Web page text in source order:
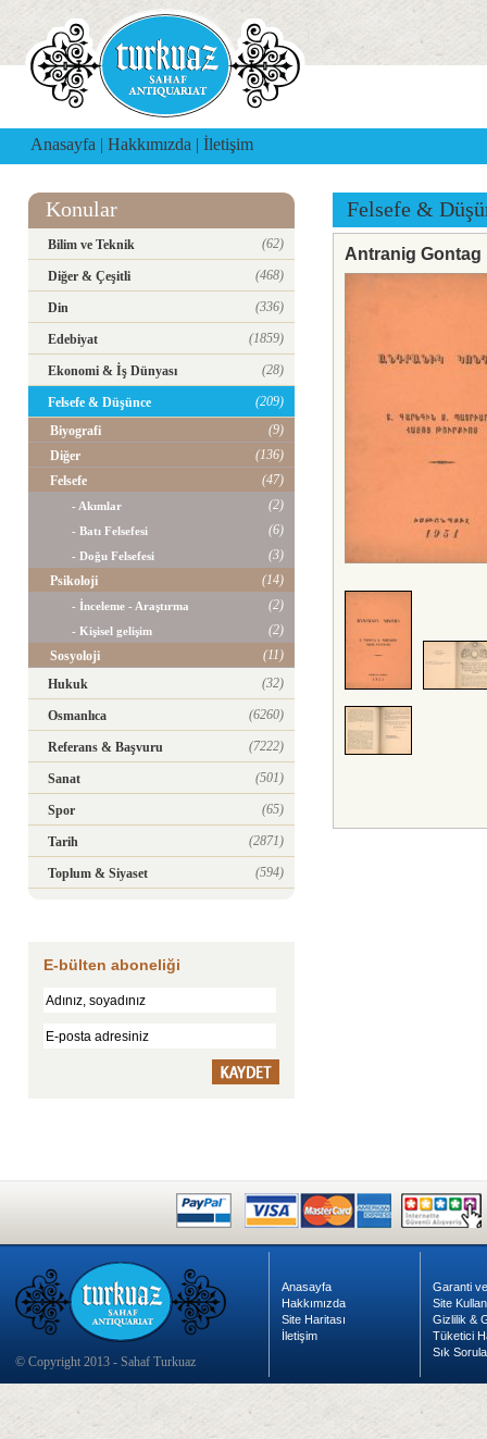
Anasayfa | Hakkımızda | İletişim
Konular
Bilim ve Teknik (62)
Diğer & Çeşitli (468)
Din (336)
Edebiyat (1859)
Ekonomi & İş Dünyası (28)
Felsefe & Düşünce
(209)
Biyografi
(9)
Diğer
(136)
Felsefe
(47)
- Akımlar (2)
- Batı Felsefesi (6)
- Doğu Felsefesi
(3)
Psikoloji
(14)
- İnceleme - Araştırma (2)
- Kişisel gelişim
(2)
Sosyoloji
(11)
Hukuk
(32)
Osmanlıca (6260)
Referans & Başvuru (7222)
Sanat (501)
Spor (65)
Tarih (2871)
Toplum & Siyaset (594)
E-bülten aboneliği
Felsefe &
Antranig Gontag
© Copyright 2013 - Sahaf Turkuaz
Anasayfa
Hakkımızda
Site Haritası
İletişim
Garanti
Site
Gizlilik &
Tüketici
Sık